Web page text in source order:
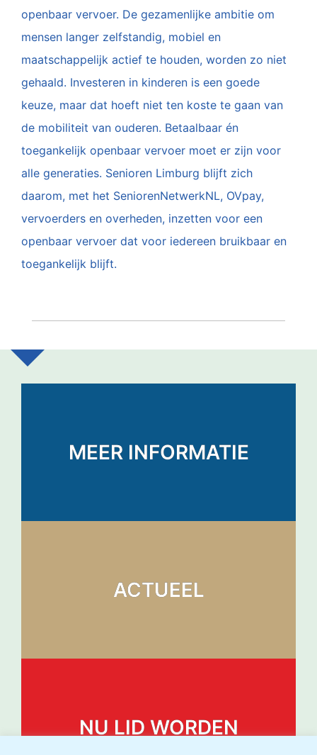
openbaar vervoer. De gezamenlijke ambitie om
mensen langer zelfstandig, mobiel en
maatschappelijk actief te houden, worden zo niet
gehaald. Investeren in kinderen is een goede
keuze, maar dat hoeft niet ten koste te gaan van
de mobiliteit van ouderen. Betaalbaar én
toegankelijk openbaar vervoer moet er zijn voor
alle generaties. Senioren Limburg blijft zich
daarom, met het SeniorenNetwerkNL, OVpay,
vervoerders en overheden, inzetten voor een
openbaar vervoer dat voor iedereen bruikbaar en
toegankelijk blijft.
MEER INFORMATIE
ACTUEEL
NU LID WORDEN